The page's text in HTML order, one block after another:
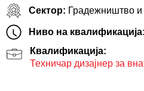
Сектор: Градежништво и
Ниво на квалификација:
Квалификација:
Техничар дизајнер за